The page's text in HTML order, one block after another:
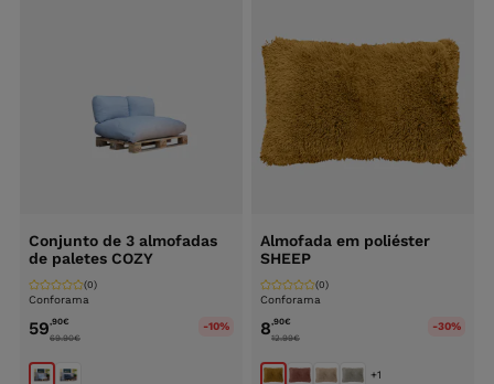
Conjunto de 3 almofadas
de paletes COZY
Conforama
(0)
59,90€
69.90€
-10%
Almofada em poliéster
SHEEP
Conforama
(0)
8,90€
12.99€
-30%
+1